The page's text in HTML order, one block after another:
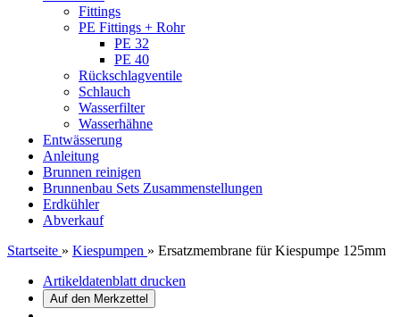
Fittings
PE Fittings + Rohr
PE 32
PE 40
Rückschlagventile
Schlauch
Wasserfilter
Wasserhähne
Entwässerung
Anleitung
Brunnen reinigen
Brunnenbau Sets Zusammenstellungen
Erdkühler
Abverkauf
Startseite » Kiespumpen » Ersatzmembrane für Kiespumpe 125mm
Artikeldatenblatt drucken